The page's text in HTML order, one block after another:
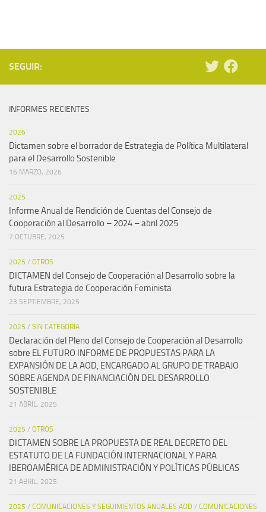
SEGUIR:
INFORMES RECIENTES
2026
Dictamen sobre el borrador de Estrategia de Política Multilateral
para el Desarrollo Sostenible
16 MARZO, 2026
2025
Informe Anual de Rendición de Cuentas del Consejo de
Cooperación al Desarrollo – 2024 – abril 2025
7 OCTUBRE, 2025
2025 / OTROS
DICTAMEN del Consejo de Cooperación al Desarrollo sobre la
futura Estrategia de Cooperación Feminista
23 SEPTIEMBRE, 2025
2025 / SIN CATEGORÍA
Declaración del Pleno del Consejo de Cooperación al Desarrollo
sobre EL FUTURO INFORME DE PROPUESTAS PARA LA
EXPANSIÓN DE LA AOD, ENCARGADO AL GRUPO DE TRABAJO
SOBRE AGENDA DE FINANCIACIÓN DEL DESARROLLO
SOSTENIBLE
21 ABRIL, 2025
2025 / OTROS
DICTAMEN SOBRE LA PROPUESTA DE REAL DECRETO DEL
ESTATUTO DE LA FUNDACIÓN INTERNACIONAL Y PARA
IBEROAMÉRICA DE ADMINISTRACIÓN Y POLÍTICAS PÚBLICAS
21 ABRIL, 2025
2025 / COMUNICACIONES Y SEGUIMIENTOS ANUALES AOD / COMUNICACIONES